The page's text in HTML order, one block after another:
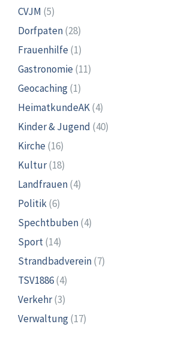
CVJM (5)
Dorfpaten(28)
Frauenhilfe(1)
Gastronomie(11)
Geocaching(1)
HeimatkundeAK(4)
Kinder & Jugend (40)
Kirche(16)
Kultur(18)
Landfrauen(4)
Politik(6)
Spechtbuben(4)
Sport(14)
Strandbadverein(7)
TSV1886(4)
Verkehr(3)
Verwaltung(17)